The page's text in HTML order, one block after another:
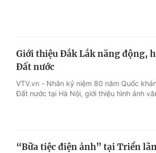
Giới thiệu Đắk Lắk năng động,
Đất nước
VTV.vn - Nhân kỷ niệm 80 năm Quốc
Đất nước tại Hà Nội, giới thiệu hình ảnh
“Bữa tiệc điện ảnh” tại Triển